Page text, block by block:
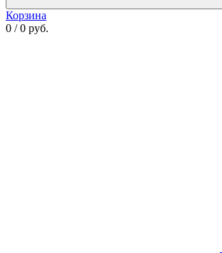
Корзина
0 / 0 руб.